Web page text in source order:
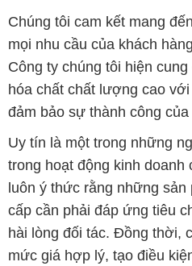
Chúng tôi cam kết mang
mọi nhu cầu của khách
Công ty chúng tôi hiện
hóa chất chất lượng cao
đảm bảo sự thành công
Uy tín là một trong những
trong hoạt động kinh doanh
luôn ý thức rằng những sản
cấp cần phải đáp ứng tiêu
hài lòng đối tác. Đồng thời,
mức giá hợp lý, tạo điều